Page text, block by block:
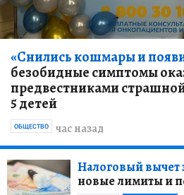
«Снились кошмары и
безобидные симптомы
предвестниками
5 детей
час назад
ОБЩЕСТВО
Налоговый вычет
новые лимиты и